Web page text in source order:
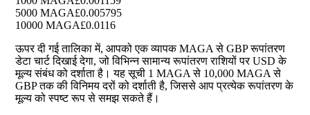
5000 MAGA£0.005795
10000 MAGA£0.0116
ऊपर दी गई तालिका में, आपको एक व्यापक MAGA से GBP रूपांतरण
डेटा चार्ट दिखाई देगा, जो विभिन्न सामान्य रूपांतरण राशियों पर USD के
मूल्य संबंध को दर्शाता है। यह सूची 1 MAGA से 10,000 MAGA से
GBP तक की विनिमय दरों को दर्शाती है, जिससे आप प्रत्येक रूपांतरण के
मूल्य को स्पष्ट रूप से समझ सकते हैं।